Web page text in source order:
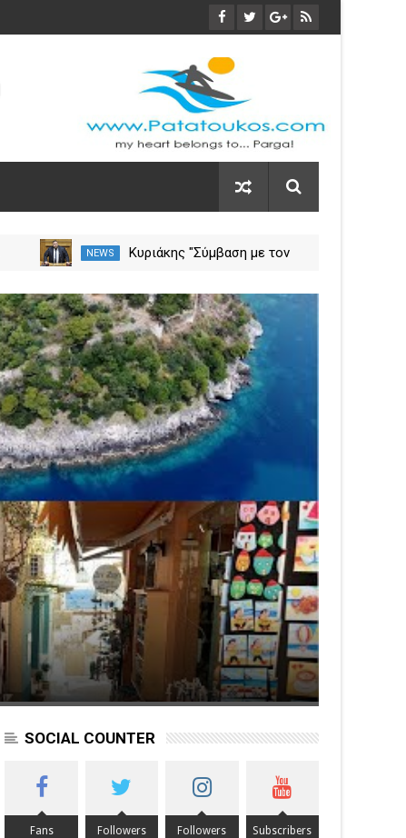
NEWS
Κυριάκης "Σύμβαση με τον
χρηματοδότηση της
λειτουργίας του"
SOCIAL COUNTER
Fans Followers Followers Subscribers